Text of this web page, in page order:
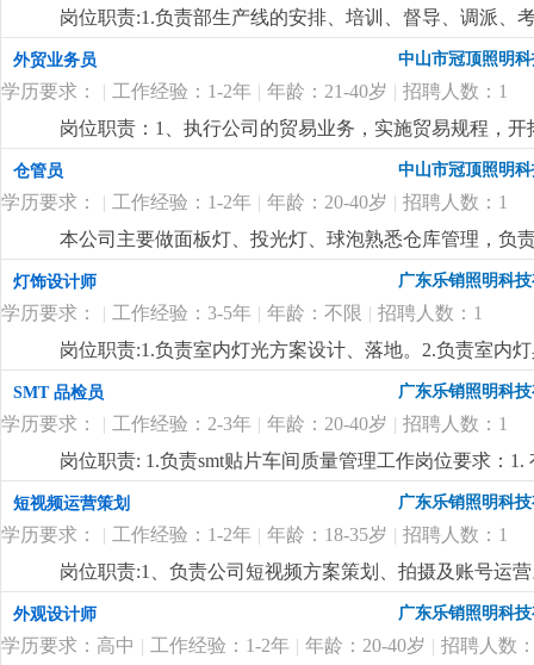
记、初步处理、信息传递及处理结果跟踪7.经常与客户
wod等办公软件；。自制成品输入、输出月结及成品电
顾客满意度测量程序对客户满意度进行调查及汇总分析
守则外，心须遵守公司制定的工作守则，有违反守则的
优先考虑，男女不限2.英语能力四级以上3.有较好的沟
4.工作有条理，细致、认真、有责任心，办事严谨5.熟
文字撰写能力和较强的沟通协调以及语言表达能力7.上
岗位职责:1.负责部生产线的安排、培训、督导、调派、
掌握属员之心态与动向，及时反映属员之情况，并研拟
融入公司文化、热爱公司、热爱本行业、为公司创造效
生产任务、生产顺序及完成期限，产前说明并严格执行
况，调控好生产序次与进度，带领团队按时、保质、保
施且督导实施，确定指标产量并贯彻达成 4.负责安排人
中之自我品质控制及物料损耗有效管制之督导 6.负责品
报表之编制、审核、分析与呈报8.负责作业现场6s工作
位要求:1.1年以上生产现场管理工作经验,有电子产品生
质量控制及生产效率提升4.生产现场''6s‘管理 更详细 ...
外贸业务员 中山市冠顶照明
学历要求： | 工作经验：1-2年 | 年龄：21-40岁 | 招聘人数：1
岗位职责：1、执行公司的贸易业务，实施贸易规程，
同；3、负责生产跟踪、发货、现场监装；4、负责单证
6、业务相关资料的整理和归档；7、相关业务工作的汇
上.3、会计算机办公软件操作；4、热爱外贸销售工作
较强的事业心、团队合作精神和独立处事能力，勇于开
仓管员 中山市冠顶照明
学历要求： | 工作经验：1-2年 | 年龄：20-40岁 | 招聘人数：1
本公司主要做面板灯、投光灯、球泡熟悉仓库管理，负
灯饰设计师 广东乐销照明科
学历要求： | 工作经验：3-5年 | 年龄：不限 | 招聘人数：1
岗位职责:1.负责室内灯光方案设计、落地。2.负责室内
开发。岗位要求:1.3年以上室内照明设计经验，熟练使
台灯、壁灯、办公线条灯、洗墙灯等设计开发业务熟练
更详细...
SMT 品检员 广东乐销照明科
学历要求： | 工作经验：2-3年 | 年龄：20-40岁 | 招聘人数：1
岗位职责: 1.负责smt贴片车间质量管理工作岗位要求：
片、焊接、回流焊等核心流程，熟悉 smt 产品（pcb 板
错贴、漏贴、虚焊、连锡、元器件偏移、极性反置等常
备，显微镜、万用表、示波器、aoi（自动光学检测）
公司出粮准时，包吃、包住，绩效奖、年终奖，月休2天
短视频运营策划 广东乐销照明科
学历要求： | 工作经验：1-2年 | 年龄：18-35岁 | 招聘人数：1
岗位职责:1、负责公司短视频方案策划、拍摄及账号运
然流量。能独立运营和维护公司旗下抖音及其他短视频
曝光度和知名度。2、参与视频内容策划、选题、脚本
向，善于捕捉当下热门视频、热点事件，结合品牌特性
外观设计师 广东乐销照明科
学历要求：高中 | 工作经验：1-2年 | 年龄：20-40岁 | 招聘人数